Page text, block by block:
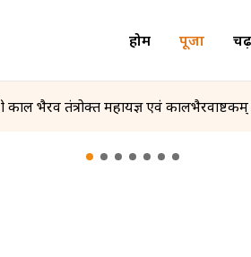
होम पूजा
श्री काल भैरव तंत्रोक्त महायज्ञ एवं कालभैरवाष्टकम्